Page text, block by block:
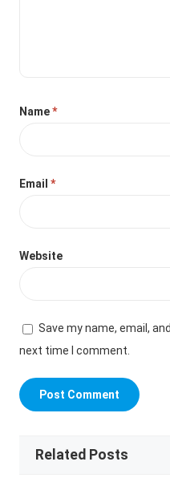
Name*
Email*
Website
Save my name, email,
next time I comment.
Related Posts